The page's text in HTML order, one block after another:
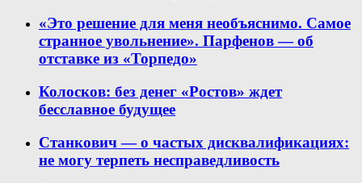
«Это решение для меня необъяснимо. Самое
странное увольнение». Парфенов — об
отставке из «Торпедо»
Колосков: без денег «Ростов» ждет
бесславное будущее
Станкович — о частых дисквалификациях:
не могу терпеть несправедливость